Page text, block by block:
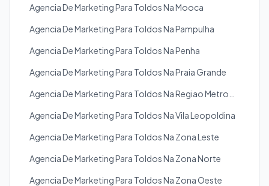
Agencia De Marketing Para Toldos Na Mooca
Agencia De Marketing Para Toldos Na Pampulha
Agencia De Marketing Para Toldos Na Penha
Agencia De Marketing Para Toldos Na Praia Grande
Agencia De Marketing Para Toldos Na Vila Leopoldina
Agencia De Marketing Para Toldos Na Zona Leste
Agencia De Marketing Para Toldos Na Zona Norte
Agencia De Marketing Para Toldos Na Zona Oeste